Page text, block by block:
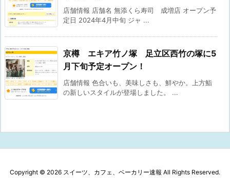
店舗情報 店舗名 無添くら寿司 成増店 オープン予
定日 2024年4月中旬 ジャ ...
京樽 エキア竹ノ塚 足立区西竹の塚に5
月下旬予定オープン！
店舗情報 色合いも、美味しさも、鮮やか。上方鮨
の新しいスタイルが登場しました。 ...
Copyright © 2026 スイーツ、カフェ、ベーカリー速報 All Rights Reserved.